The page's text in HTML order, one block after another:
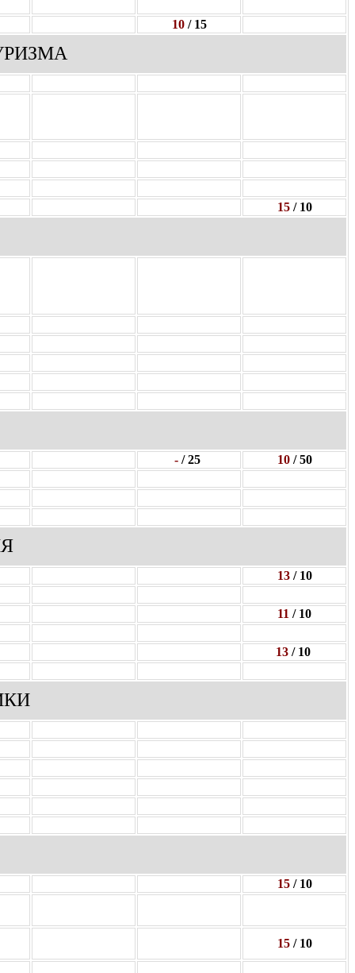
10/ 15
15/ 10
- / 25 10/ 50
13/ 10
11 / 10
13/ 10
15/ 10
15/ 10